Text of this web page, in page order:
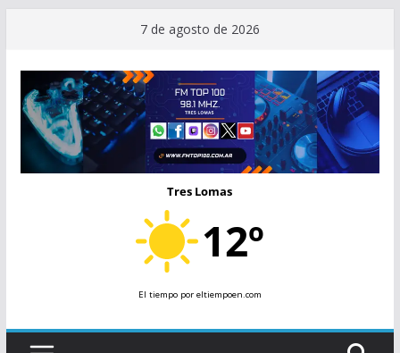
contenido
7 de agosto de 2026
Tres Lomas
12º
El tiempopor eltiempoen.com